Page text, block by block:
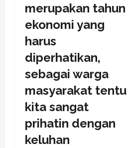
merupakan tahun
ekonomi yang
harus
diperhatikan,
sebagai warga
masyarakat tentu
kita sangat
prihatin dengan
keluhan